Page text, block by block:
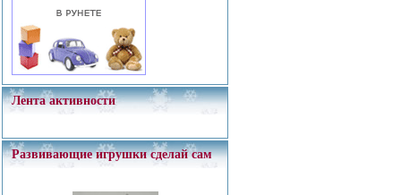
Лента активности
Развивающие игрушки сделай сам